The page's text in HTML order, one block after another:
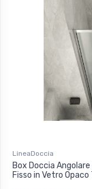
LineaDoccia
Box Doccia
Fisso in Vetro